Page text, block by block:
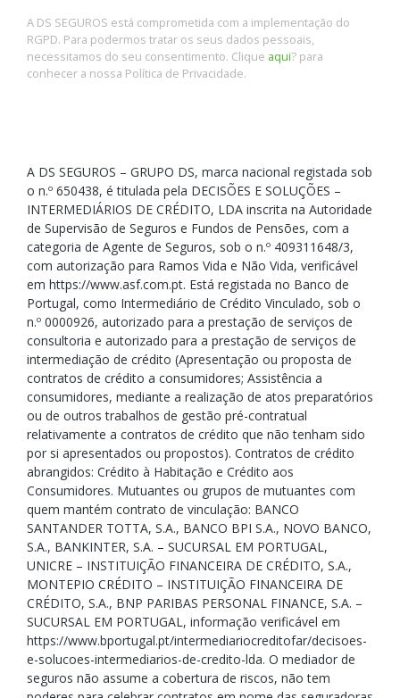
A DS SEGUROS está comprometida com a implementação do
RGPD. Para podermos tratar os seus dados pessoais,
necessitamos do seu consentimento. Clique aqui? para
conhecer a nossa Política de Privacidade.
A DS SEGUROS – GRUPO DS, marca nacional registada sob
o n.º 650438, é titulada pela DECISÕES E SOLUÇÕES –
INTERMEDIÁRIOS DE CRÉDITO, LDA inscrita na Autoridade
de Supervisão de Seguros e Fundos de Pensões, com a
categoria de Agente de Seguros, sob o n.º 409311648/3,
com autorização para Ramos Vida e Não Vida, verificável
em https://www.asf.com.pt. Está registada no Banco de
Portugal, como Intermediário de Crédito Vinculado, sob o
n.º 0000926, autorizado para a prestação de serviços de
consultoria e autorizado para a prestação de serviços de
intermediação de crédito (Apresentação ou proposta de
contratos de crédito a consumidores; Assistência a
consumidores, mediante a realização de atos preparatórios
ou de outros trabalhos de gestão pré-contratual
relativamente a contratos de crédito que não tenham sido
por si apresentados ou propostos). Contratos de crédito
abrangidos: Crédito à Habitação e Crédito aos
Consumidores. Mutuantes ou grupos de mutuantes com
quem mantém contrato de vinculação: BANCO
SANTANDER TOTTA, S.A., BANCO BPI S.A., NOVO BANCO,
S.A., BANKINTER, S.A. – SUCURSAL EM PORTUGAL,
UNICRE – INSTITUIÇÃO FINANCEIRA DE CRÉDITO, S.A.,
MONTEPIO CRÉDITO – INSTITUIÇÃO FINANCEIRA DE
CRÉDITO, S.A., BNP PARIBAS PERSONAL FINANCE, S.A. –
SUCURSAL EM PORTUGAL, informação verificável em
https://www.bportugal.pt/intermediariocreditofar/decisoes-
e-solucoes-intermediarios-de-credito-lda. O mediador de
seguros não assume a cobertura de riscos, não tem